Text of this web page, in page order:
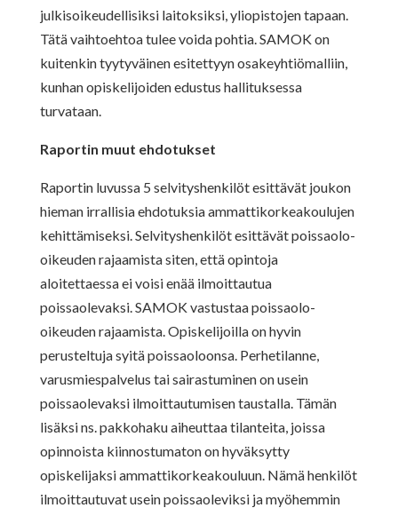
julkisoikeudellisiksi laitoksiksi, yliopistojen tapaan.
Tätä vaihtoehtoa tulee voida pohtia. SAMOK on
kuitenkin tyytyväinen esitettyyn osakeyhtiömalliin,
kunhan opiskelijoiden edustus hallituksessa
turvataan.
Raportin muut ehdotukset
Raportin luvussa 5 selvityshenkilöt esittävät joukon
hieman irrallisia ehdotuksia ammattikorkeakoulujen
kehittämiseksi. Selvityshenkilöt esittävät poissaolo-
oikeuden rajaamista siten, että opintoja
aloitettaessa ei voisi enää ilmoittautua
poissaolevaksi. SAMOK vastustaa poissaolo-
oikeuden rajaamista. Opiskelijoilla on hyvin
perusteltuja syitä poissaoloonsa. Perhetilanne,
varusmiespalvelus tai sairastuminen on usein
poissaolevaksi ilmoittautumisen taustalla. Tämän
lisäksi ns. pakkohaku aiheuttaa tilanteita, joissa
opinnoista kiinnostumaton on hyväksytty
opiskelijaksi ammattikorkeakouluun. Nämä henkilöt
ilmoittautuvat usein poissaoleviksi ja myöhemmin